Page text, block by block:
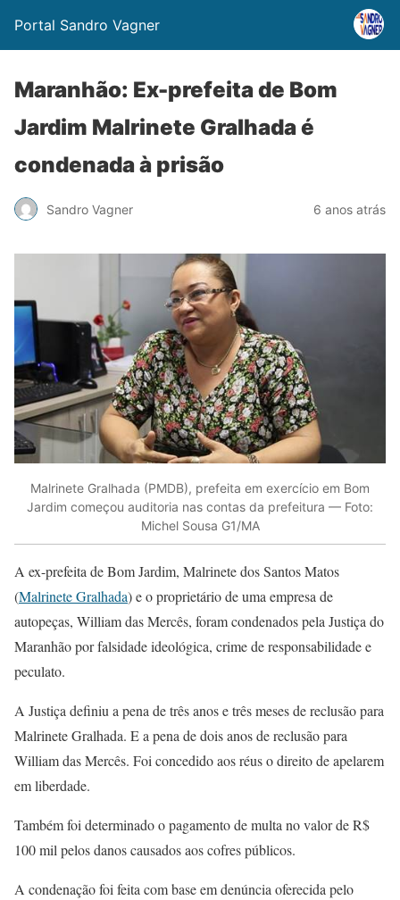
Portal Sandro Vagner
Maranhão: Ex-prefeita de Bom
Jardim Malrinete Gralhada é
condenada à prisão
Sandro Vagner 6 anos atrás
Malrinete Gralhada (PMDB), prefeita em exercício em Bom
Jardim começou auditoria nas contas da prefeitura — Foto:
Michel Sousa G1/MA
A ex-prefeita de Bom Jardim, Malrinete dos Santos Matos
(Malrinete Gralhada) e o proprietário de uma empresa de
autopeças, William das Mercês, foram condenados pela Justiça do
Maranhão por falsidade ideológica, crime de responsabilidade e
peculato.
A Justiça definiu a pena de três anos e três meses de reclusão para
Malrinete Gralhada. E a pena de dois anos de reclusão para
William das Mercês. Foi concedido aos réus o direito de apelarem
em liberdade.
Também foi determinado o pagamento de multa no valor de R$
100 mil pelos danos causados aos cofres públicos.
A condenação foi feita com base em denúncia oferecida pelo